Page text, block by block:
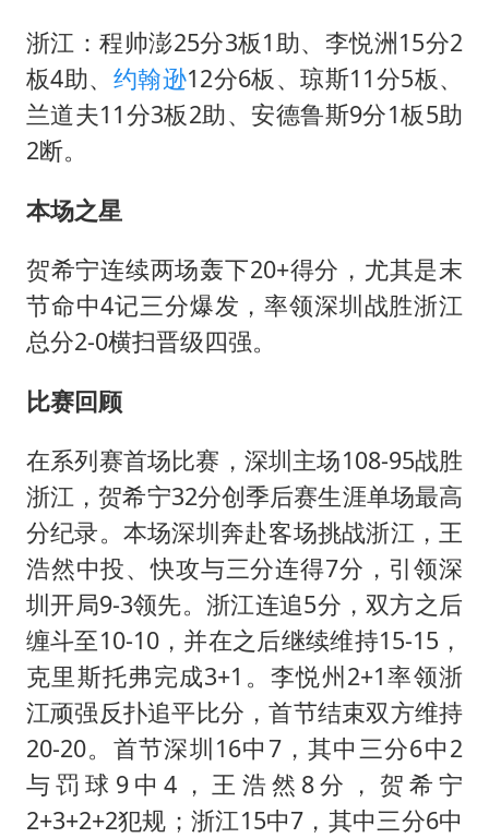
浙江：程帅澎25分3板1助、李悦洲15分2
板4助、 约翰逊12分6板、琼斯11分5板、
兰道夫11分3板2助、安德鲁斯9分1板5助
2断。
本场之星
贺希宁连续两场轰下20+得分，尤其是末
节命中4记三分爆发，率领深圳战胜浙江
总分2-0横扫晋级四强。
比赛回顾
在系列赛首场比赛，深圳主场108-95战胜
浙江，贺希宁32分创季后赛生涯单场最高
分纪录。本场深圳奔赴客场挑战浙江，王
浩然中投、快攻与三分连得7分，引领深
圳开局9-3领先。浙江连追5分，双方之后
缠斗至10-10，并在之后继续维持15-15，
克里斯托弗完成3+1。李悦州2+1率领浙
江顽强反扑追平比分，首节结束双方维持
20-20。首节深圳16中7，其中三分6中2
与罚球9中4，王浩然8分，贺希宁
2+3+2+2犯规；浙江15中7，其中三分6中